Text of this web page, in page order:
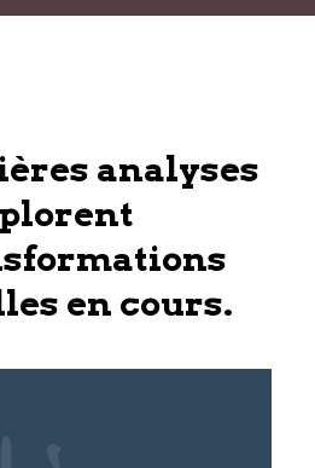
analyses
en cours.